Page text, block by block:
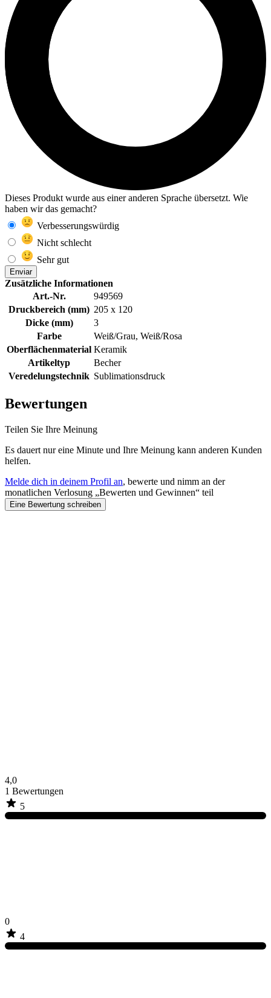
Dieses Produkt wurde aus einer anderen Sprache übersetzt. Wie
haben wir das gemacht?
Verbesserungswürdig
Nicht schlecht
Sehr gut
Enviar
Zusätzliche Informationen
Art.-Nr.
949569
Druckbereich (mm) 205 x 120
Dicke (mm)
3
Farbe
Weiß/Grau, Weiß/Rosa
Oberflächenmaterial Keramik
Artikeltyp
Becher
Veredelungstechnik Sublimationsdruck
Bewertungen
Teilen Sie Ihre Meinung
Es dauert nur eine Minute und Ihre Meinung kann anderen Kunden
helfen.
Melde dich in deinem Profil an, bewerte und nimm an der
monatlichen Verlosung „Bewerten und Gewinnen“ teil
Eine Bewertung schreiben
4,0
1 Bewertungen
5
0
4